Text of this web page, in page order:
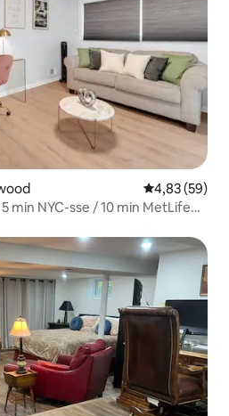
Keskmine
4,83 (59)
min NYC-sse / 10 min MetLife